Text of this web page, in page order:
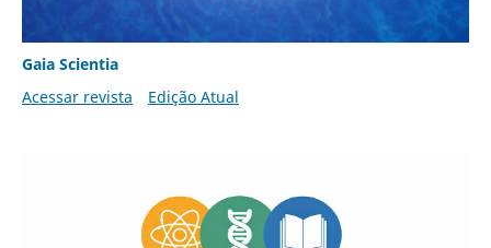
Gaia Scientia
Acessar revista
Edição Atual